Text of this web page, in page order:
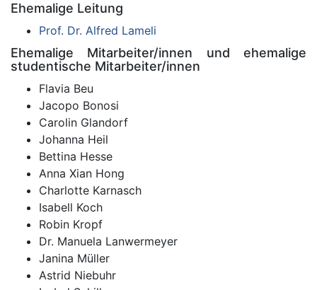
Ehemalige Leitung
Prof. Dr. Alfred Lameli
Ehemalige Mitarbeiter/innen und ehemalige
studentische Mitarbeiter/innen
Flavia Beu
Jacopo Bonosi
Carolin Glandorf
Johanna Heil
Bettina Hesse
Anna Xian Hong
Charlotte Karnasch
Isabell Koch
Robin Kropf
Dr. Manuela Lanwermeyer
Janina Müller
Astrid Niebuhr